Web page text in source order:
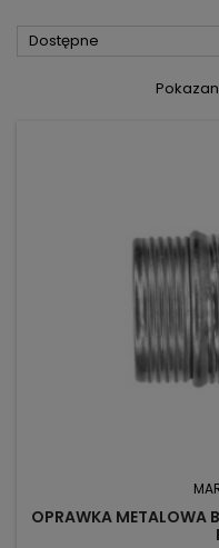
Dostępne
OPRAWKA METALOWA